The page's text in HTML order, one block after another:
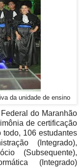
da unidade de ensino
do Maranhão
de certificação
106 estudantes
(Integrado),
(Subsequente),
(Integrado)